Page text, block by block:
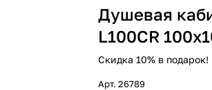
Душевая
L100CR
Скидка 10% в подарок!
Арт.26789